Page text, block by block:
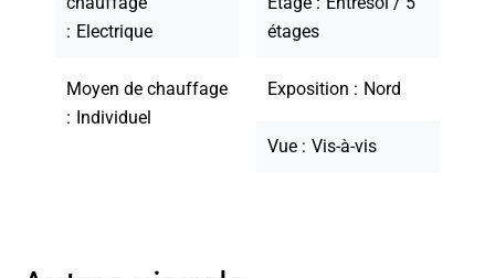
Electrique
Moyen de chauffage
Individuel
étages
Exposition Nord
Vue Vis-à-vis